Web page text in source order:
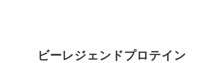
ビーレジェンドプロテイン